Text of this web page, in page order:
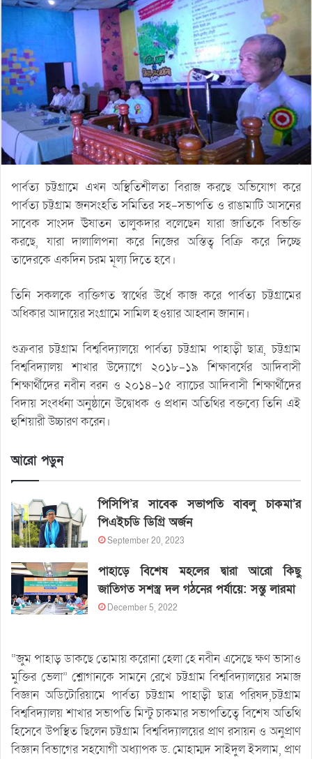
পার্বত্য চট্টগ্রামে এখন অস্থিতিশীলতা বিরাজ করছে অভিযোগ করে
পার্বত্য চট্টগ্রাম জনসংহতি সমিতির সহ-সভাপতি ও রাঙামাটি আসনের
সাবেক সাংসদ ঊষাতন তালুকদার বলেছেন যারা জাতিকে বিভক্তি
করছে, যারা দালালিপনা করে নিজের অস্তিত্ব বিক্রি করে দিচ্ছে
তাদেরকে একদিন চরম মূল্য দিতে হবে।
তিনি সকলকে ব্যক্তিগত স্বার্থের উর্ধে কাজ করে পার্বত্য চট্টগ্রামের
অধিকার আদায়ের সংগ্রামে সামিল হওয়ার আহ্বান জানান।
শুক্রবার চট্টগ্রাম বিশ্ববিদ্যালয়ে পার্বত্য চট্টগ্রাম পাহাড়ী ছাত্র, চট্টগ্রাম
বিশ্ববিদ্যালয় শাখার উদ্যোগে ২০১৮-১৯ শিক্ষাবর্ষের আদিবাসী
শিক্ষার্থীদের নবীন বরন ও ২০১৪-১৫ ব্যাচের আদিবাসী শিক্ষার্থীদের
বিদায় সংবর্ধনা অনুষ্ঠানে উদ্বোধক ও প্রধান অতিথির বক্তব্যে তিনি এই
হুশিয়ারী উচ্চারণ করেন।
আরো পড়ুন
পিসিপি’র সাবেক সভাপতি বাবলু চাকমা’র
পিএইচডি ডিগ্রি অর্জন
September 20, 2023
পাহাড়ে বিশেষ মহলের দ্বারা আরো কিছু
জাতিগত সশস্ত্র দল গঠনের পর্যায়ে: সন্তু লারমা
December 5, 2022
“জুম পাহাড় ডাকছে তোমায় করোনা হেলা হে নবীন এসেছে ক্ষণ ভাসাও
মুক্তির ভেলা” শ্লোগানকে সামনে রেখে চট্টগ্রাম বিশ্ববিদ্যালয়ের সমাজ
বিজ্ঞান অডিটোরিয়ামে পার্বত্য চট্টগ্রাম পাহাড়ী ছাত্র পরিষদ,চট্টগ্রাম
বিশ্ববিদ্যালয় শাখার সভাপতি মিন্টু চাকমার সভাপতিত্বে বিশেষ অতিথি
হিসেবে উপস্থিত ছিলেন চট্টগ্রাম বিশ্ববিদ্যালয়ের প্রাণ রসায়ন ও অনুপ্রাণ
বিজ্ঞান বিভাগের সহযোগী অধ্যাপক ড. মোহাম্মদ সাইদুল ইসলাম, প্রাণ